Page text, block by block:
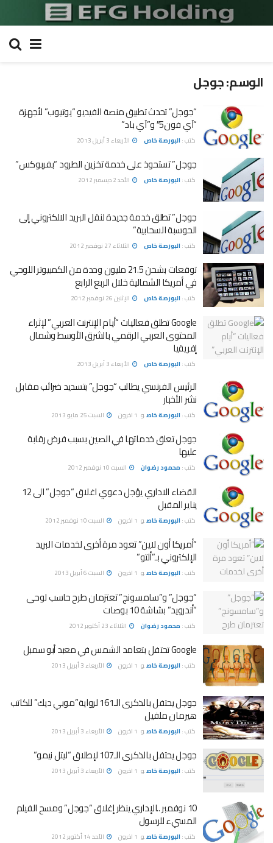
الوسم:جوجل
“جوجل” تحدث تطبيق منصة الفيديو “يوتيوب” لأجهزة
“آي فون5″ و”آي باد”
كتب : البورصة خاص الأربعاء 3 أبريل 2013
جوجل” تستحوذ على خدمة تخزين الطرود “بفربوكس”
كتب : البورصة خاص الأحد 2 ديسمبر 2012
جوجل” تطلق خدمة جديدة لنقل البريد الالكتروني إلى
الحوسبة السحابية”
كتب : البورصة خاص الثلاثاء 27 نوفمبر 2012
توقعات بشحن 21.5 مليون وحدة من الكمبيوتر اللوحي
في أمريكا الشمالية خلال الربع الرابع
كتب : البورصة خاص الإثنين 26 نوفمبر 2012
Google تطلق فعاليات “أيام الإنترنت العربي” لإثراء
المحتوى العربي الرقمي بالشرق الأوسط وشمال
إفريقيا
كتب : البورصة خاص الأربعاء 3 أبريل 2013
الرئيس الفرنسي يطالب “جوجل” بتسديد ضرائب مقابل
نشر الأخبار
كتب : البورصة خاصو 1 اخرون السبت 25 مايو 2013
جوجل تعلق خدماتها في الصين بسبب فرض رقابة
عليها
كتب : محمود رضوان السبت 10 نوفمبر 2012
القضاء الاداري يؤجل دعوي اغلاق “جوجل” الى 12
يناير المقبل
كتب : البورصة خاصو 1 اخرون السبت 10 نوفمبر 2012
“أمريكا أون لاين” تعود مرة أخرى لخدمات البريد
الإلكتروني بـ”ألتو”
كتب : البورصة خاصو 1 اخرون السبت 6 أبريل 2013
“جوجل” و”سامسونج” تعتزمان طرح حاسب لوحى
“أندرويد” بشاشة 10 بوصات
كتب : محمود رضوان الثلاثاء 23 أكتوبر 2012
Google تحتفل بتعامد الشمس في معبد أبو سمبل
كتب : البورصة خاصو 1 اخرون الأربعاء 3 أبريل 2013
جوجل يحتفل بالذكرى الـ161 لرواية”موبي ديك” للكاتب
هيرمان ملفيل
كتب : البورصة خاصو 1 اخرون الأربعاء 3 أبريل 2013
جوجل يحتفل بالذكرى الـ107 لإطلاق “ليتل نيمو”
كتب : البورصة خاصو 1 اخرون الأربعاء 3 أبريل 2013
10 نوفمبر ..الإداري ينظر إغلاق “جوجل” ومسح الفيلم
المسيء للرسول
كتب : البورصة خاصو 1 اخرون الأحد 14 أكتوبر 2012